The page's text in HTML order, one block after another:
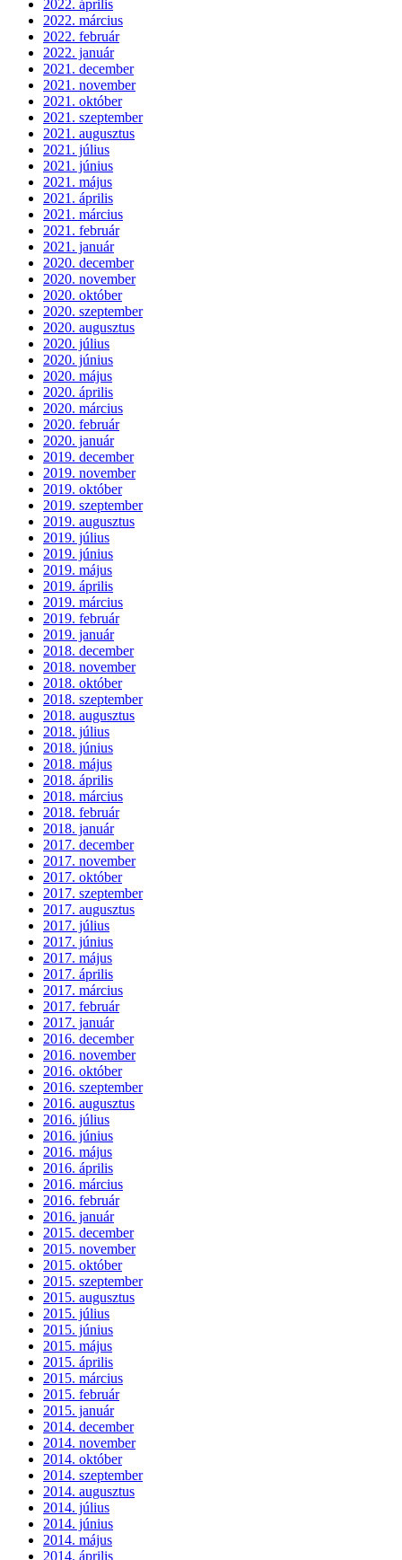
2022. április
2022. március
2022. február
2022. január
2021. december
2021. november
2021. október
2021. szeptember
2021. augusztus
2021. július
2021. június
2021. május
2021. április
2021. március
2021. február
2021. január
2020. december
2020. november
2020. október
2020. szeptember
2020. augusztus
2020. július
2020. június
2020. május
2020. április
2020. március
2020. február
2020. január
2019. december
2019. november
2019. október
2019. szeptember
2019. augusztus
2019. július
2019. június
2019. május
2019. április
2019. március
2019. február
2019. január
2018. december
2018. november
2018. október
2018. szeptember
2018. augusztus
2018. július
2018. június
2018. május
2018. április
2018. március
2018. február
2018. január
2017. december
2017. november
2017. október
2017. szeptember
2017. augusztus
2017. július
2017. június
2017. május
2017. április
2017. március
2017. február
2017. január
2016. december
2016. november
2016. október
2016. szeptember
2016. augusztus
2016. július
2016. június
2016. május
2016. április
2016. március
2016. február
2016. január
2015. december
2015. november
2015. október
2015. szeptember
2015. augusztus
2015. július
2015. június
2015. május
2015. április
2015. március
2015. február
2015. január
2014. december
2014. november
2014. október
2014. szeptember
2014. augusztus
2014. július
2014. június
2014. május
2014. április